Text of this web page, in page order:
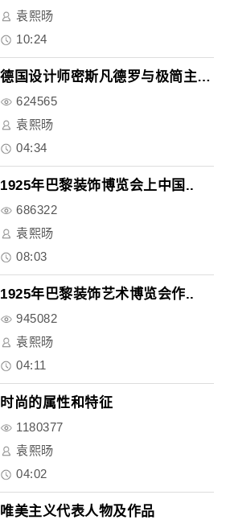
袁熙旸
10:24
德国设计师密斯凡德罗与极简主义..
624565
袁熙旸
04:34
1925年巴黎装饰博览会上中国..
686322
袁熙旸
08:03
1925年巴黎装饰艺术博览会作..
945082
袁熙旸
04:11
时尚的属性和特征
1180377
袁熙旸
04:02
唯美主义代表人物及作品